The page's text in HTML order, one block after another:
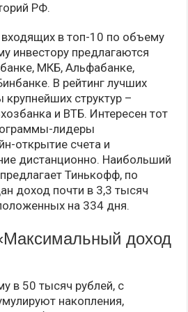
РФ.
в топ-10 по объему
инвестору предлагаются
МКБ, Альфабанке,
В рейтинг лучших
структур –
и ВТБ. Интересен тот
лидеры
открытие счета и
дистанционно. Наибольший
Тинькофф, по
доход почти в 3,3 тысяч
на 334 дня.
доход
в 50 тысяч рублей, с
накопления,